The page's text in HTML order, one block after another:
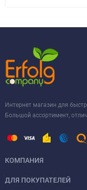
Интернет магазин для
Большой ассортимент,
КОМПАНИЯ
ДЛЯ ПОКУПАТЕЛЕЙ